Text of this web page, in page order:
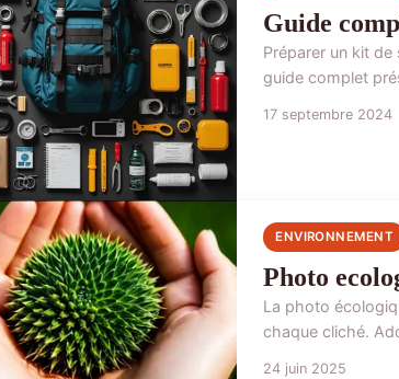
Guide
Préparer un kit
guide complet
17 septembre 2024
ENVIRONNEMENT
Photo
La photo
chaque cliché.
24 juin 2025